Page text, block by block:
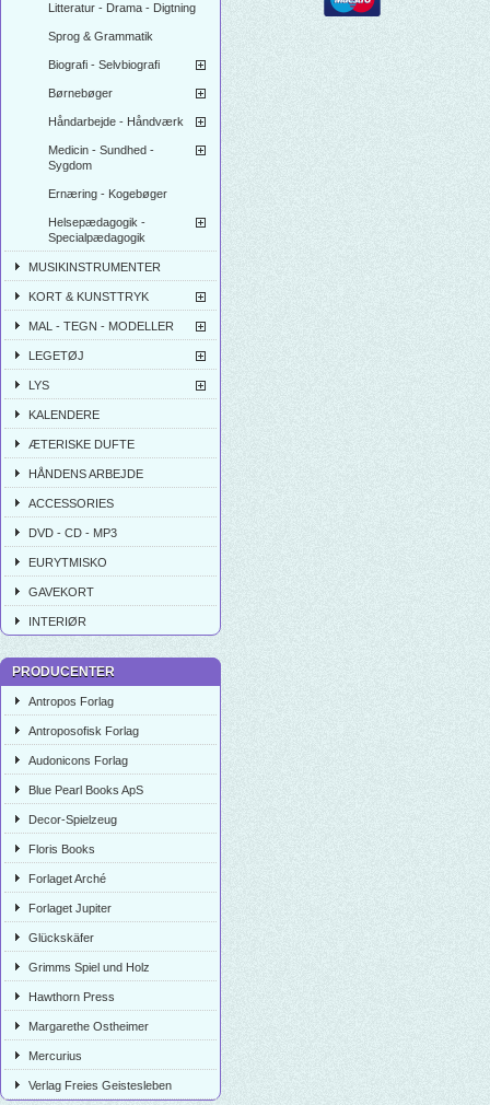
Litteratur - Drama - Digtning
Sprog & Grammatik
Biografi - Selvbiografi
Børnebøger
Håndarbejde - Håndværk
Medicin - Sundhed -
Sygdom
Ernæring - Kogebøger
Helsepædagogik -
Specialpædagogik
MUSIKINSTRUMENTER
KORT & KUNSTTRYK
MAL - TEGN - MODELLER
LEGETØJ
LYS
KALENDERE
ÆTERISKE DUFTE
HÅNDENS ARBEJDE
ACCESSORIES
DVD - CD - MP3
EURYTMISKO
GAVEKORT
INTERIØR
PRODUCENTER
Antropos Forlag
Antroposofisk Forlag
Audonicons Forlag
Blue Pearl Books ApS
Decor-Spielzeug
Floris Books
Forlaget Arché
Forlaget Jupiter
Glückskäfer
Grimms Spiel und Holz
Hawthorn Press
Margarethe Ostheimer
Mercurius
Verlag Freies Geistesleben